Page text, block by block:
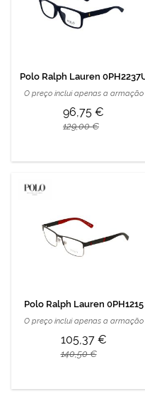
Polo Ralph Lauren
O preço inclui apenas a armação
96,75 €
129,00 €
Polo Ralph Lauren 0PH1215
O preço inclui apenas a armação
105,37 €
140,50 €